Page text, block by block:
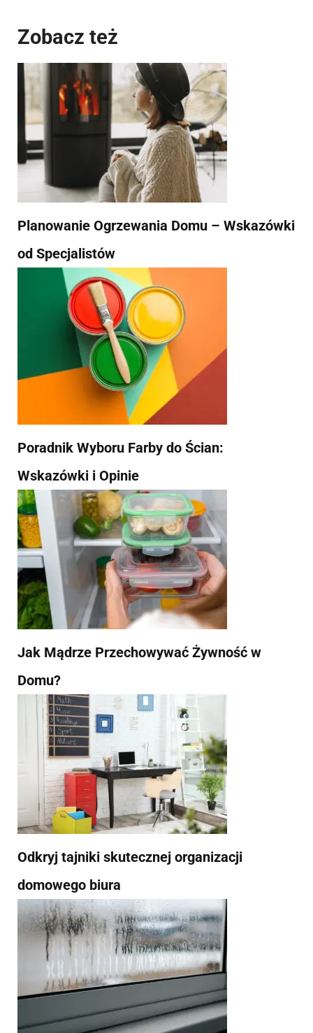
Zobacz też
Planowanie Ogrzewania Domu – Wskazówki
od Specjalistów
Poradnik Wyboru Farby do Ścian:
Wskazówki i Opinie
Jak Mądrze Przechowywać Żywność w
Domu?
Odkryj tajniki skutecznej organizacji
domowego biura